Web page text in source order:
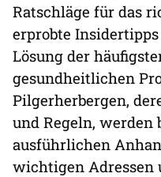
Ratschläge für das
erprobte
Lösung der
gesundheitlichen
Pilgerherbergen,
und Regeln, werden
ausführlichen
wichtigen Adressen